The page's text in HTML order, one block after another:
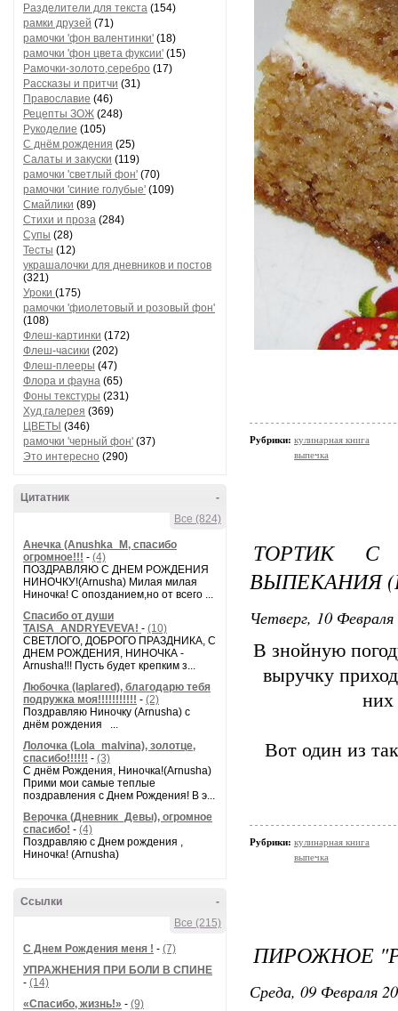
Разделители для текста (154)
рамки друзей (71)
рамочки 'фон валентинки' (18)
рамочки 'фон цвета фуксии' (15)
Рамочки-золото,серебро (17)
Рассказы и притчи (31)
Православие (46)
Рецепты ЗОЖ (248)
Рукоделие (105)
С днём рождения (25)
Салаты и закуски (119)
рамочки 'светлый фон' (70)
рамочки 'синие голубые' (109)
Смайлики (89)
Стихи и проза (284)
Супы (28)
Тесты (12)
украшалочки для дневников и постов
(321)
Уроки (175)
рамочки 'фиолетовый и розовый фон'
(108)
Флеш-картинки (172)
Флеш-часики (202)
Флеш-плееры (47)
Флора и фауна (65)
Фоны текстуры (231)
Худ.галерея (369)
ЦВЕТЫ (346)
рамочки 'черный фон' (37)
Это интересно (290)
-
Цитатник
Все (824)
Анечка (Anushka_M, спасибо
огромное!!! - (4)
ПОЗДРАВЛЯЮ С ДНЕМ РОЖДЕНИЯ
НИНОЧКУ!(Arnusha) Милая милая
Ниночка! С опозданием,но от всего ...
Спасибо от души
TAISA_ANDRYEVEVA! - (10)
СВЕТЛОГО, ДОБРОГО ПРАЗДНИКА, С
ДНЕМ РОЖДЕНИЯ, НИНОЧКА -
Arnusha!!! Пусть будет крепким з...
Любочка (laplared), благодарю тебя
подружка моя!!!!!!!!!!! - (2)
Поздравляю Ниночку (Arnusha) с
днём рождения ...
Лолочка (Lola_malvina), золотце,
спасибо!!!!!! - (3)
С днём Рождения, Ниночка!(Аrnusha)
Прими мои самые теплые
поздравления с Днем Рождения! В э...
Верочка (Дневник_Девы), огромное
спасибо! - (4)
Поздравляю с Днем рождения ,
Ниночка! (Arnusha)
-
Ссылки
Все (215)
С Днем Рождения меня ! - (7)
УПРАЖНЕНИЯ ПРИ БОЛИ В СПИНЕ
- (14)
«Спасибо, жизнь!» - (9)
Рубрики: кулинарная книга
выпечка
ТОРТИК С
ВЫПЕКАНИЯ
Четверг, 10
В знойную
выручку
них
Вот один из
Рубрики: кулинарная книга
выпечка
ПИРОЖНОЕ
Среда, 09 Февраля